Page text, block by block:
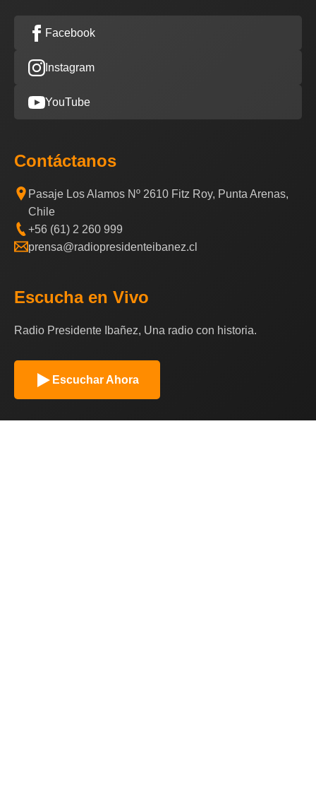
Facebook
Instagram
YouTube
Contáctanos
Pasaje Los Alamos Nº 2610 Fitz Roy, Punta Arenas,
Chile
+56 (61) 2 260 999
prensa@radiopresidenteibanez.cl
Escucha en Vivo
Radio Presidente Ibañez, Una radio con historia.
Escuchar Ahora